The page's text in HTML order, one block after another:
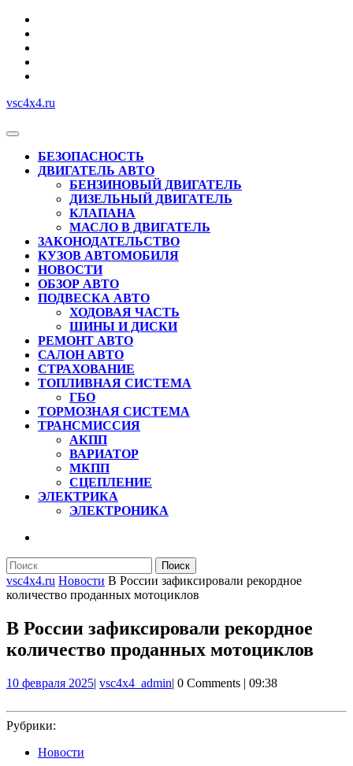
Перейти
содержимому
vsc4x4.ru
Кнопка
ОткрытьБЕЗОПАСНОСТЬ
ДВИГАТЕЛЬ АВТО
БЕНЗИНОВЫЙ ДВИГАТЕЛЬ
ДИЗЕЛЬНЫЙ ДВИГАТЕЛЬ
КЛАПАНА
МАСЛО В ДВИГАТЕЛЬ
ЗАКОНОДАТЕЛЬСТВО
КУЗОВ АВТОМОБИЛЯ
НОВОСТИ
ОБЗОР АВТО
ПОДВЕСКА АВТО
ХОДОВАЯ ЧАСТЬ
ШИНЫ И ДИСКИ
РЕМОНТ АВТО
САЛОН АВТО
СТРАХОВАНИЕ
ТОПЛИВНАЯ СИСТЕМА
ГБО
ТОРМОЗНАЯ СИСТЕМА
ТРАНСМИССИЯ
АКПП
ВАРИАТОР
МКПП
СЦЕПЛЕНИЕ
ЭЛЕКТРИКА
ЭЛЕКТРОНИКА
КНОПКА
Найти:
vsc4x4.ru Новости В России зафиксировали рекордное
количество проданных мотоциклов
В России зафиксировали рекордное
количество проданных мотоциклов
10 февраля 202510
2025
| vsc4x4_adminvsc4x4_admin
| 0 Comments | 09:38
Рубрики:
Новости